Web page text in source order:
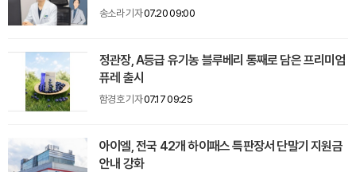
송소라 기자07.20 09:00
정관장, A등급 유기농 블루베리 통째로 담은 프리미엄
퓨레 출시
함경호 기자07.17 09:25
아이엘, 전국 42개 하이패스 특판장서 단말기 지원금
안내 강화